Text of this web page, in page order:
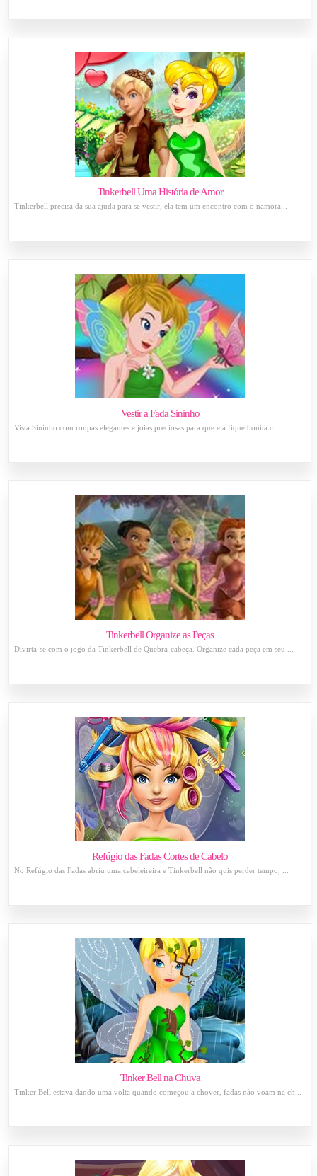
Tinkerbell Uma História de Amor
Tinkerbell precisa da sua ajuda para se vestir, ela tem um encontro com o namora...
Vestir a Fada Sininho
Vista Sininho com roupas elegantes e joias preciosas para que ela fique bonita c...
Tinkerbell Organize as Peças
Divirta-se com o jogo da Tinkerbell de Quebra-cabeça. Organize cada peça em seu ...
Refúgio das Fadas Cortes de Cabelo
No Refúgio das Fadas abriu uma cabeleireira e Tinkerbell não quis perder tempo, ...
Tinker Bell na Chuva
Tinker Bell estava dando uma volta quando começou a chover, fadas não voam na ch...